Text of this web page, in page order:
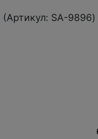
(Артикул: SA-9896)